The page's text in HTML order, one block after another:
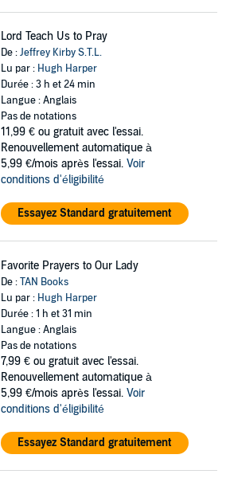
Lord Teach Us to Pray
De :Jeffrey Kirby S.T.L.
Lu par : Hugh Harper
Durée : 3 h et 24 min
Langue : Anglais
Pas de notations
11,99 € ou gratuit avec l'essai.
Renouvellement automatique à
5,99 €/mois après l'essai. Voir
conditions d'éligibilité
Essayez Standard gratuitement
Favorite Prayers to Our Lady
De :TAN Books
Lu par : Hugh Harper
Durée : 1 h et 31 min
Langue : Anglais
Pas de notations
7,99 € ou gratuit avec l'essai.
Renouvellement automatique à
5,99 €/mois après l'essai. Voir
conditions d'éligibilité
Essayez Standard gratuitement